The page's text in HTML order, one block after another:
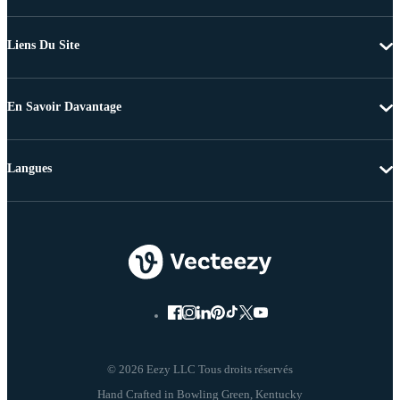
Liens Du Site
En Savoir Davantage
© 2026 Eezy LLC Tous droits réservés
Langues